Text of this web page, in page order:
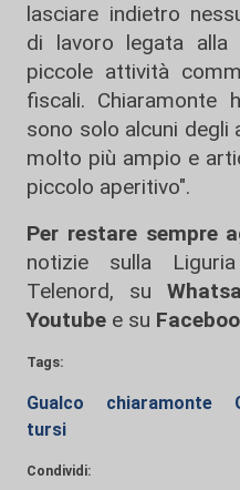
lasciare indietro
di lavoro legata
piccole attività
fiscali. Chiaramonte
sono solo alcuni
molto più ampio e
piccolo aperitivo".
Per restare sempre
notizie sulla
Telenord, su
Youtube e su
Tags:
Gualco chiaramonte
tursi
Condividi: